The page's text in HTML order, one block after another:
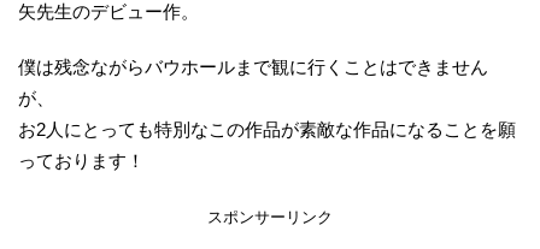
矢先生のデビュー作。
僕は残念ながらバウホールまで観に行くことはできません
が、
お2人にとっても特別なこの作品が素敵な作品になることを願
っております！
スポンサーリンク